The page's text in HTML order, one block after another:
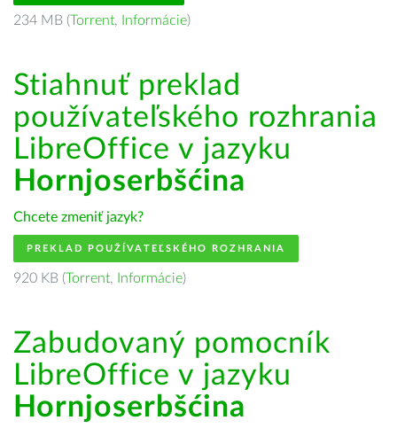
234 MB (Torrent, Informácie)
Stiahnuť preklad
používateľského rozhrania
LibreOffice v jazyku
Hornjoserbšćina
Chcete zmeniť jazyk?
PREKLAD POUŽÍVATEĽSKÉHO ROZHRANIA
920 KB (Torrent, Informácie)
Zabudovaný pomocník
LibreOffice v jazyku
Hornjoserbšćina